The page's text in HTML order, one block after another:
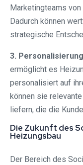
Marketingteams
Dadurch können
strategische
3.
ermöglicht es
personalisiert auf
können sie
liefern, die die
Die Zukunft des
Heizungsbau
Der Bereich des